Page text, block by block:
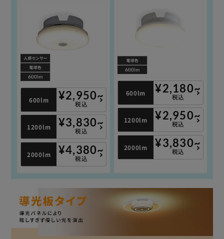
600lm ¥2,950~
税込
1200lm ¥3,830~
税込
2000lm ¥4,380~
税込
600lm ¥2,180~
税込
1200lm ¥2,950~
税込
2000lm ¥3,830~
税込